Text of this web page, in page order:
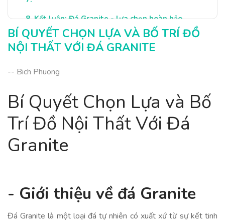
Kết luận: Đá Granite - lựa chọn hoàn hảo
BÍ QUYẾT CHỌN LỰA VÀ BỐ TRÍ ĐỒ
NỘI THẤT VỚI ĐÁ GRANITE
-- Bich Phuong
Bí Quyết Chọn Lựa và Bố
Trí Đồ Nội Thất Với Đá
Granite
- Giới thiệu về đá Granite
Đá Granite là một loại đá tự nhiên có xuất xứ từ sự kết tinh